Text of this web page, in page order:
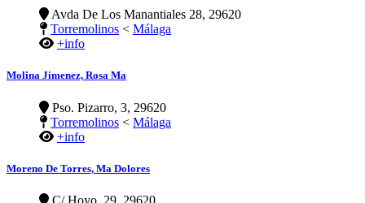
Avda De Los Manantiales 28, 29620
Torremolinos < Málaga
+info
Molina Jimenez, Rosa Ma
Pso. Pizarro, 3, 29620
Torremolinos < Málaga
+info
Moreno De Torres, Ma Dolores
C/ Hoyo, 29, 29620